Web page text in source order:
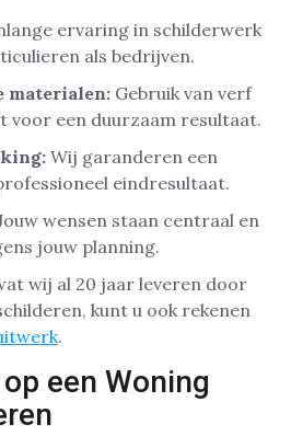
ervaring in schilderwerk
als bedrijven.
materialen: Gebruik van verf
voor een duurzaam resultaat.
Wij garanderen een
eindresultaat.
wensen staan centraal en
jouw planning.
wij al 20 jaar leveren door
kunt u ook rekenen
.
een Woning